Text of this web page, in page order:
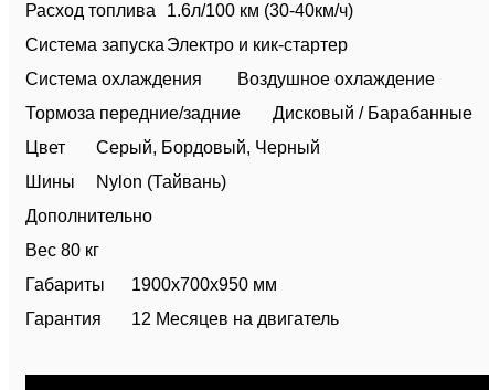
Расход топлива
1.6л/100 км (30-40км/ч)
Система запускаЭлектро и кик-стартер
Система охлаждения
Воздушное охлаждение
Тормоза передние/задние
Дисковый / Барабанные
Цвет
Серый, Бордовый, Черный
Шины
Nylon (Тайвань)
Дополнительно
Вес 80 кг
Габариты
1900х700х950 мм
Гарантия
12 Месяцев на двигатель